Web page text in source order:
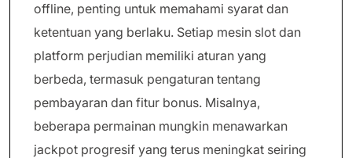
offline, penting untuk memahami syarat dan
ketentuan yang berlaku. Setiap mesin slot dan
platform perjudian memiliki aturan yang
berbeda, termasuk pengaturan tentang
pembayaran dan fitur bonus. Misalnya,
beberapa permainan mungkin menawarkan
jackpot progresif yang terus meningkat seiring